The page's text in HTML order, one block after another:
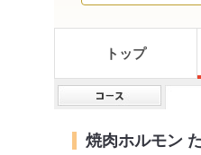
トップ
焼肉ホルモン